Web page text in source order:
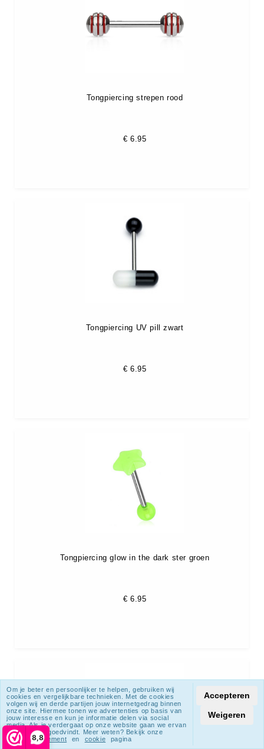
8,8
Tongpiercing strepen rood
€ 6.95
Tongpiercing UV pill zwart
€ 6.95
Tongpiercing glow in the dark ster groen
€ 6.95
Om je beter en persoonlijker te helpen, gebruiken wij
cookies en vergelijkbare technieken. Met de cookies
volgen wij en derde partijen jouw internetgedrag binnen
onze site. Hiermee tonen we advertenties op basis van
jouw interesse en kun je informatie delen via social
media. Als je verdergaat op onze website gaan we ervan
uit dat je dat goedvindt. Meer weten? Bekijk onze
privacy statement
en cookie pagina
Accepteren
Weigeren